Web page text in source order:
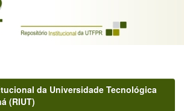
da Universidade Tecnológica
(RIUT)